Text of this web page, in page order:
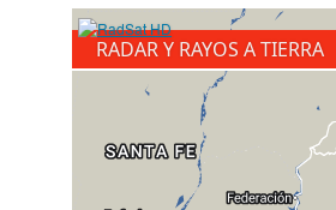
RADAR Y RAYOS A TIERRA